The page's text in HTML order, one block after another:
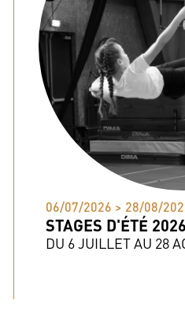
06/07/2026 > 28/08/
STAGES D'ÉTÉ 2026
DU 6 JUILLET AU 28